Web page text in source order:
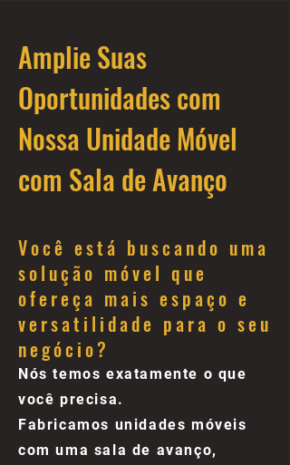
Amplie Suas
Oportunidades com
Nossa Unidade Móvel
com Sala de Avanço
Você está buscando uma
solução móvel que
ofereça mais espaço e
versatilidade para o seu
negócio?
Nós temos exatamente o que
você precisa.
Fabricamos unidades móveis
com uma sala de avanço,